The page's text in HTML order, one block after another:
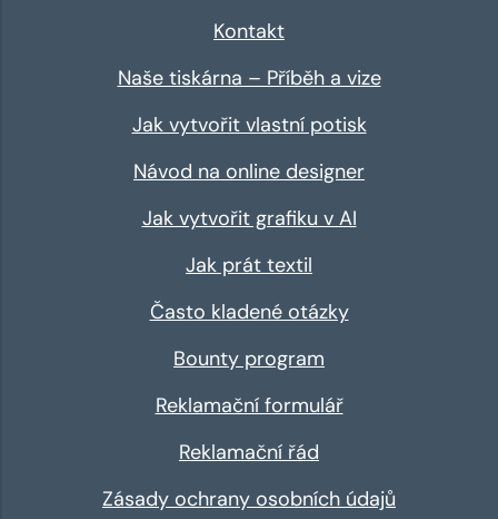
Kontakt
Naše tiskárna – Příběh a vize
Jak vytvořit vlastní potisk
Návod na online designer
Jak vytvořit grafiku v AI
Jak prát textil
Často kladené otázky
Bounty program
Reklamační formulář
Reklamační řád
Zásady ochrany osobních údajů